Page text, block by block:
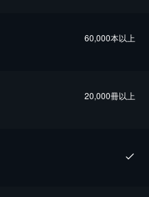
60,000本以上
20,000冊以上